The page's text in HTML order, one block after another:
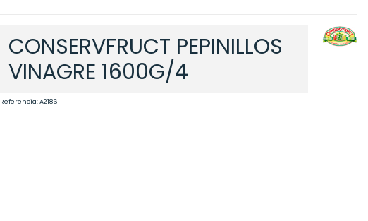
CONSERVFRUCT PEPINILLOS
VINAGRE 1600G/4
Referencia:A2186